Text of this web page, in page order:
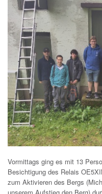
Vormittags ging es mit 13
Besichtigung des Relais
zum Aktivieren des Bergs